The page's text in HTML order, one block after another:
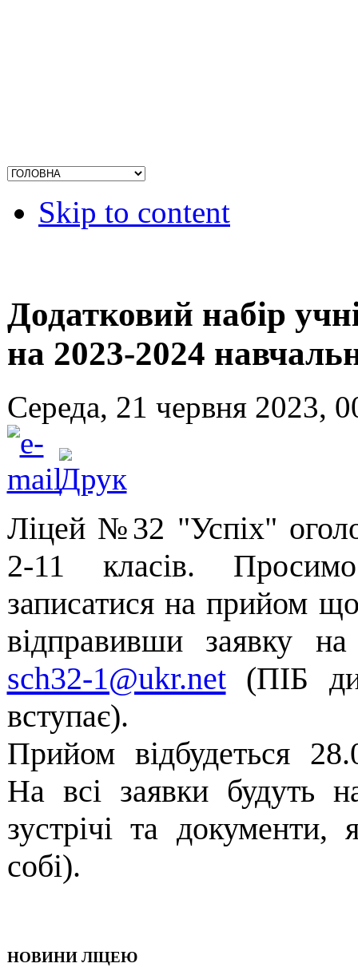
Skip to content
Додатковий набір
на 2023-2024
Середа, 21 червня 2023,
Ліцей №32 "Успіх"
2-11 класів.
записатися на прийом
відправивши заявку
sch32-1@ukr.net(ПІБ
вступає).
Прийом відбудеться
На всі заявки будуть
зустрічі та
собі).
НОВИНИ ЛІЦЕЮ